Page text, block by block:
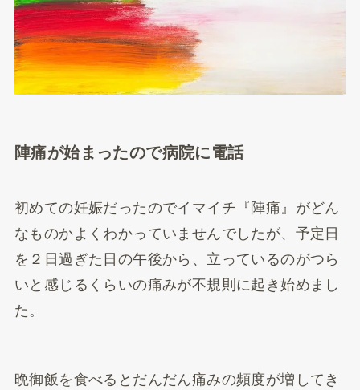
陣痛が始まったので病院に電話
初めての妊娠だったのでイマイチ『陣痛』がどん
なものかよくわかっていませんでしたが、予定日
を２日過ぎた日の午後から、立っているのがつら
いと感じるくらいの痛みが不規則に起き始めまし
た。
晩御飯を食べるとだんだん痛みの頻度が増してき